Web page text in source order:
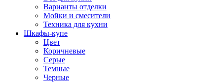
Варианты отделки
Мойки и смесители
Техника для кухни
Шкафы-купе
Цвет
Коричневые
Серые
Темные
Черные